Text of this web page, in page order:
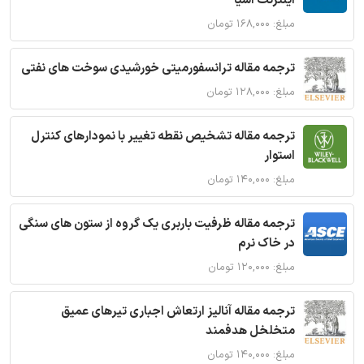
مبلغ: ۱۶۸,۰۰۰ تومان
ترجمه مقاله ترانسفورمیتی خورشیدی سوخت های نفتی
مبلغ: ۱۲۸,۰۰۰ تومان
ترجمه مقاله تشخیص نقطه تغییر با نمودارهای کنترل
استوار
مبلغ: ۱۴۰,۰۰۰ تومان
ترجمه مقاله ظرفیت باربری یک گروه از ستون های سنگی
در خاک نرم
مبلغ: ۱۲۰,۰۰۰ تومان
ترجمه مقاله آنالیز ارتعاش اجباری تیرهای عمیق
متخلخل هدفمند
مبلغ: ۱۴۰,۰۰۰ تومان